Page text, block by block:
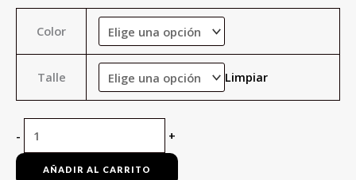
Color
Talle Limpiar
- +
AÑADIR AL CARRITO